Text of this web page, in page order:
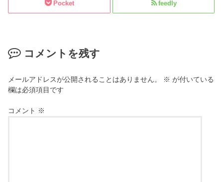
Pocket feedly
コメントを残す
メールアドレスが公開されることはありません。 ※ が付いている
欄は必須項目です
コメント ※